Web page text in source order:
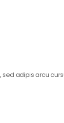
adipis arcu